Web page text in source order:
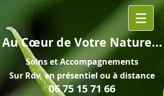
AuCœurde Votre Nature...
Soins etAccompagnements
Sur Rdv, en présentiel ou à distance
06 75 15 71 66